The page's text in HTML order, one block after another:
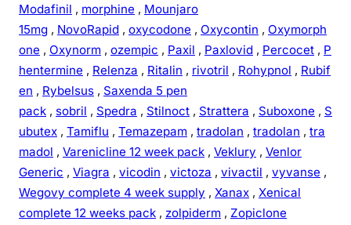
Modafinil , morphine , Mounjaro
15mg , NovoRapid , oxycodone , Oxycontin , Oxymorph
one , Oxynorm , ozempic , Paxil , Paxlovid , Percocet , P
hentermine , Relenza , Ritalin , rivotril , Rohypnol , Rubif
en , Rybelsus , Saxenda 5 pen
pack , sobril , Spedra , Stilnoct , Strattera , Suboxone , S
ubutex , Tamiflu , Temazepam , tradolan , tradolan , tra
madol , Varenicline 12 week pack , Veklury , Venlor
Generic , Viagra , vicodin , victoza , vivactil , vyvanse ,
Wegovy complete 4 week supply , Xanax , Xenical
complete 12 weeks pack , zolpiderm , Zopiclone